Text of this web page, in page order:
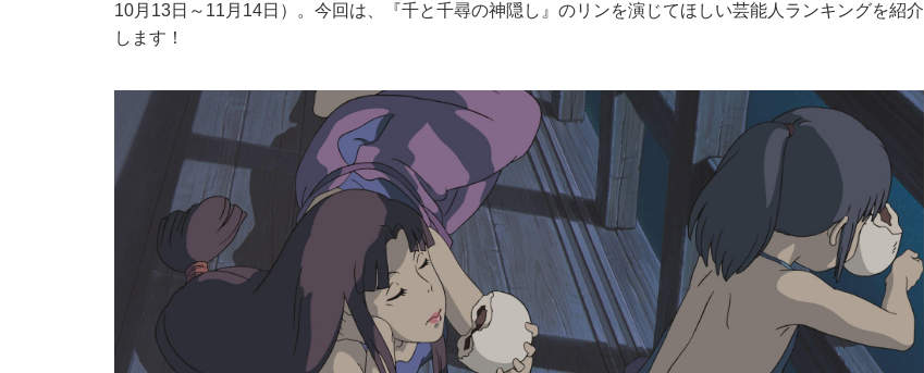
10月13日～11月14日）。今回は、『千と千尋の神隠し』のリンを演じてほしい芸能人ランキングを紹介
します！